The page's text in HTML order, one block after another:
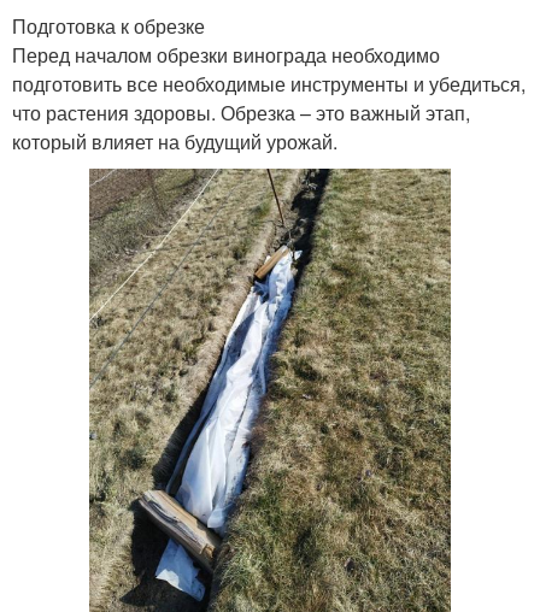
Подготовка к обрезке
Перед началом обрезки винограда необходимо
подготовить все необходимые инструменты и убедиться,
что растения здоровы. Обрезка – это важный этап,
который влияет на будущий урожай.